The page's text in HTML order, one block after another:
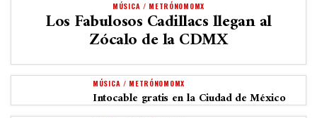
MÚSICA / METRÓNOMOMX
Los Fabulosos Cadillacs llegan al
Zócalo de la CDMX
MÚSICA / METRÓNOMOMX
Intocable gratis en la Ciudad de México